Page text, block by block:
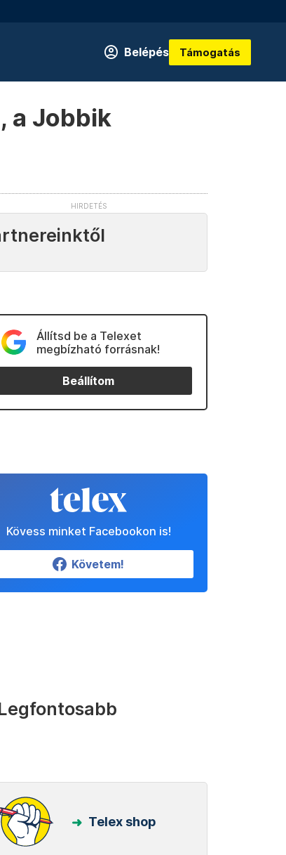
Belépés Támogatás
a Jobbik
Állítsd be a Telexet
megbízható forrásnak!
Beállítom
Kövess minket Facebookon is!
Követem!
Telex shop